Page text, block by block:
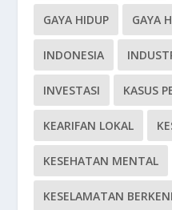
GAYA HIDUP GAYA
INDONESIA
INVESTASI KASUS
KEARIFAN LOKAL
KESEHATAN MENTAL
KESELAMATAN